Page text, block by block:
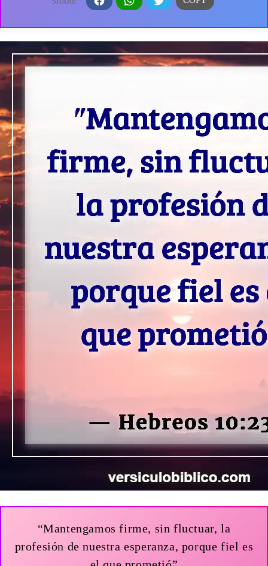
“Mantengamos firme, sin fluctuar, la
profesión de nuestra esperanza, porque fiel es